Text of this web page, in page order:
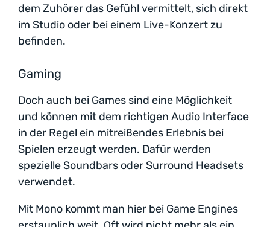
dem Zuhörer das Gefühl vermittelt, sich direkt
im Studio oder bei einem Live-Konzert zu
befinden.
Gaming
Doch auch bei Games sind eine Möglichkeit
und können mit dem richtigen Audio Interface
in der Regel ein mitreißendes Erlebnis bei
Spielen erzeugt werden. Dafür werden
spezielle Soundbars oder Surround Headsets
verwendet.
Mit Mono kommt man hier bei Game Engines